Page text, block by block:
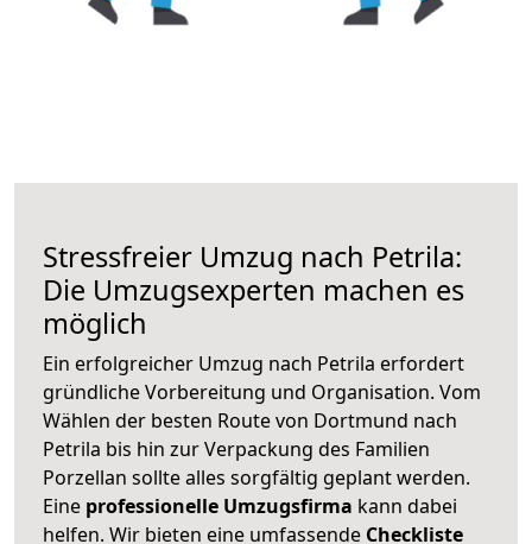
Stressfreier Umzug nach Petrila:
Die Umzugsexperten machen es
möglich
Ein erfolgreicher Umzug nach Petrila erfordert
gründliche Vorbereitung und Organisation. Vom
Wählen der besten Route von Dortmund nach
Petrila bis hin zur Verpackung des Familien
Porzellan sollte alles sorgfältig geplant werden.
Eine professionelle Umzugsfirma kann dabei
helfen. Wir bieten eine umfassende Checkliste